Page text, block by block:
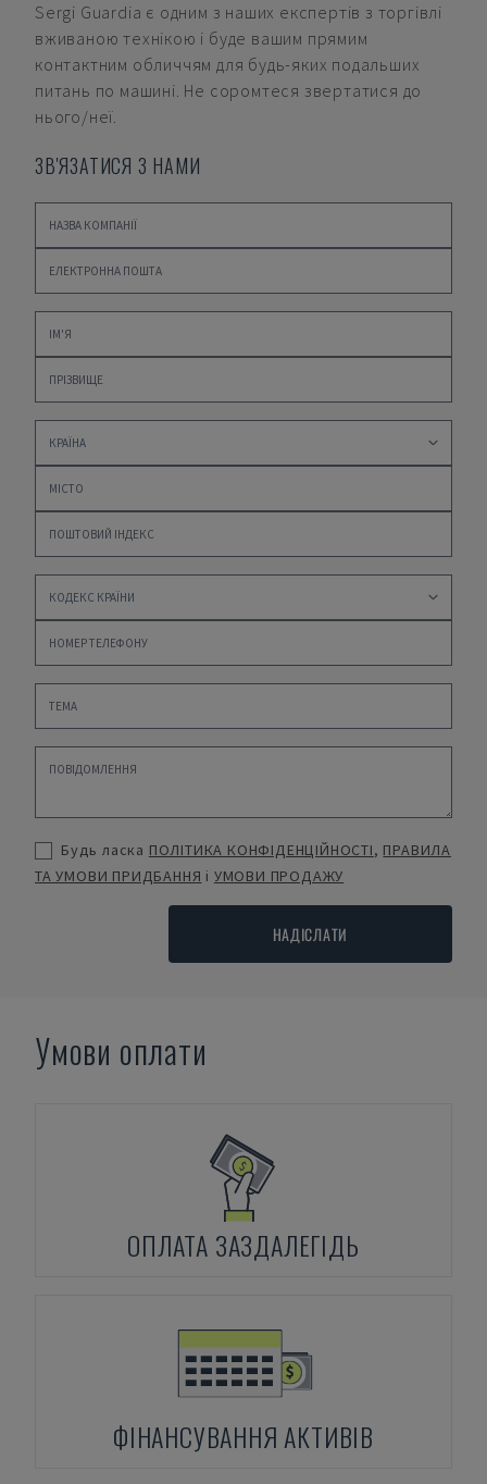
Sergi Guardia є одним з наших експертів з торгівлі
вживаною технікою і буде вашим прямим
контактним обличчям для будь-яких подальших
питань по машині. Не соромтеся звертатися до
нього/неї.
ЗВ'ЯЗАТИСЯ З НАМИ
Будь ласка ПОЛІТИКА КОНФІДЕНЦІЙНОСТІ, ПРАВИЛА
ТА УМОВИ ПРИДБАННЯ і УМОВИ ПРОДАЖУ
НАДІСЛАТИ
Умови оплати
ОПЛАТА ЗАЗДАЛЕГІДЬ
ФІНАНСУВАННЯ АКТИВІВ